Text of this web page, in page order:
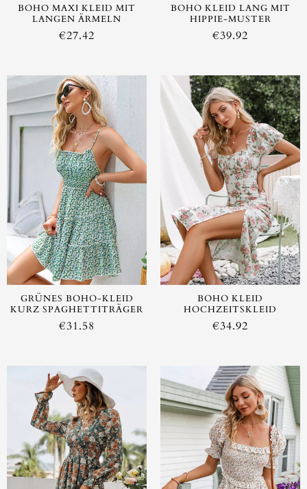
BOHO MAXI KLEID MIT
LANGEN ÄRMELN
€27.42
BOHO KLEID LANG MIT
HIPPIE-MUSTER
€39.92
GRÜNES BOHO-KLEID
KURZ SPAGHETTITRÄGER
€31.58
AUSVERKAUFT
BOHO KLEID
HOCHZEITSKLEID
€34.92